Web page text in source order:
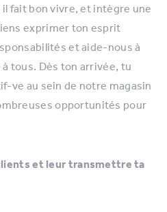
fait bon vivre, et intègre une
exprimer ton esprit
et aide-nous à
tous. Dès ton arrivée, tu
ve au sein de notre magasin
opportunités pour
et leur transmettre ta